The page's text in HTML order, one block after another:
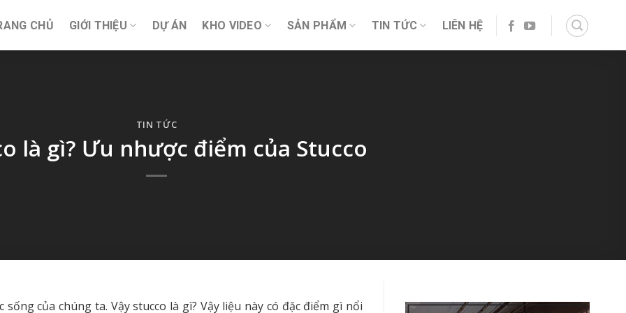
CHỦ GIỚI THIỆU DỰ ÁN KHO VIDEO SẢN PHẨM TIN TỨC LIÊN HỆ
TIN TỨC
là gì? Ưu nhược điểm của Stucco
của chúng ta. Vậy stucco là gì? Vậy liệu này có đặc điểm gì nổi